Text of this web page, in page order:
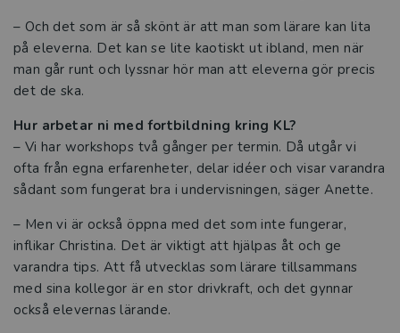
– Och det som är så skönt är att man som lärare kan lita
på eleverna. Det kan se lite kaotiskt ut ibland, men när
man går runt och lyssnar hör man att eleverna gör precis
det de ska.
Hur arbetar ni med fortbildning kring KL?
– Vi har workshops två gånger per termin. Då utgår vi
ofta från egna erfarenheter, delar idéer och visar varandra
sådant som fungerat bra i undervisningen, säger Anette.
– Men vi är också öppna med det som inte fungerar,
inflikar Christina. Det är viktigt att hjälpas åt och ge
varandra tips. Att få utvecklas som lärare tillsammans
med sina kollegor är en stor drivkraft, och det gynnar
också elevernas lärande.